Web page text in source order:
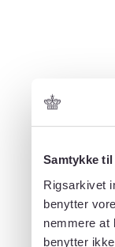
Samtykke
Rigsarkivet
benytter
nemmere at
benytter